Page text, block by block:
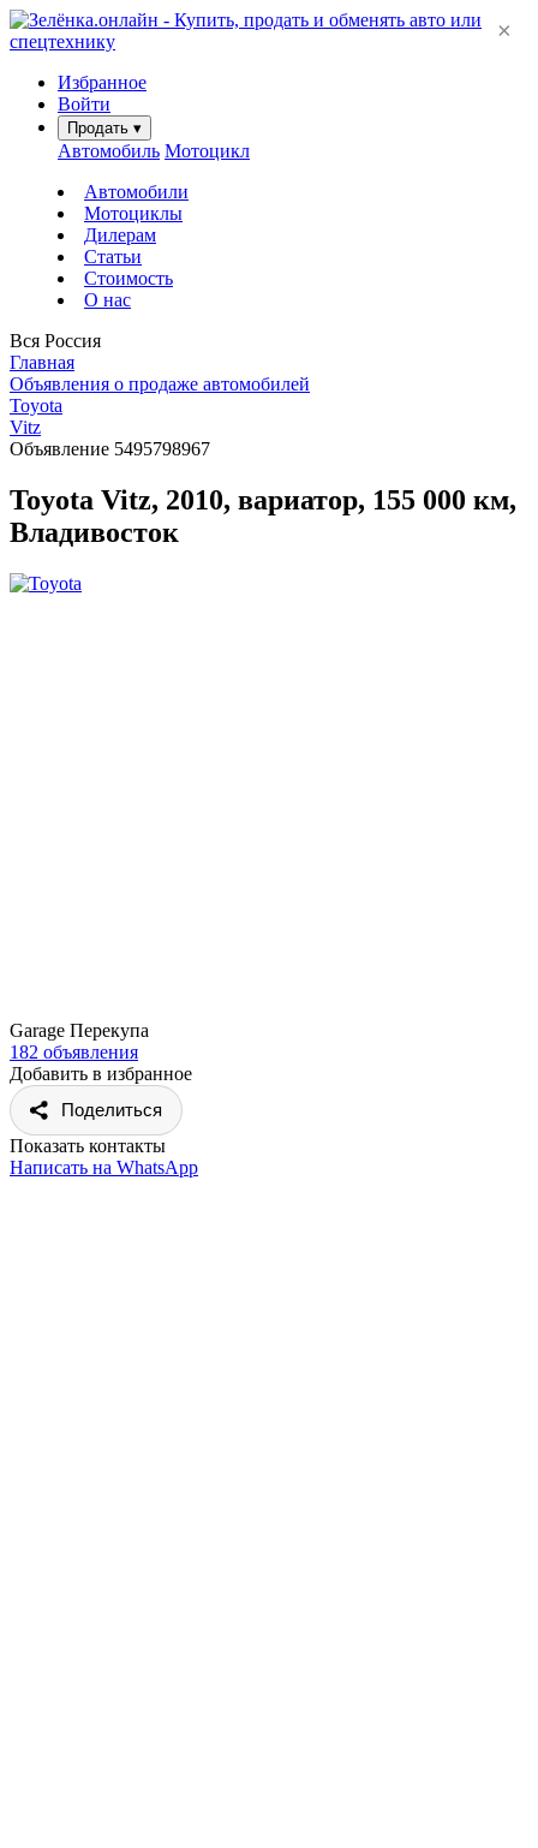
Избранное
Войти
Продать ▾
Автомобиль Мотоцикл
Автомобили
Мотоциклы
Дилерам
Статьи
Стоимость
О нас
Вся Россия
Главная
Объявления о продаже автомобилей
Toyota
Vitz
Объявление 5495798967
Toyota Vitz, 2010, вариатор, 155 000 км,
Владивосток
Garage Перекупа
182 объявления
Добавить в избранное
Поделиться
Показать контакты
Написать на WhatsApp
×